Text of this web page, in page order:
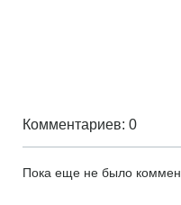
Комментариев: 0
Пока еще не было